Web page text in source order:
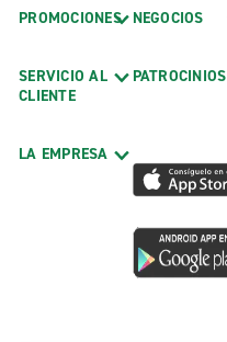
PROMOCIONES
SERVICIO AL
CLIENTE
LA EMPRESA
NEGOCIOS
PATROCINIOS